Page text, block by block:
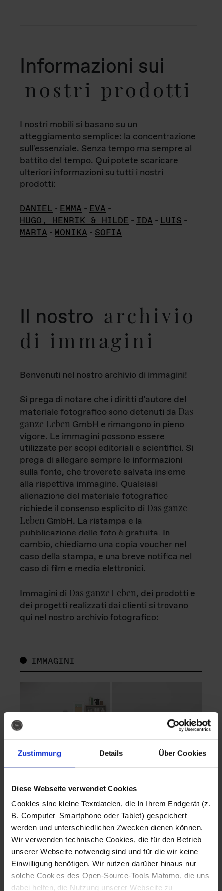
Zustimmung Details Über Cookies
Diese Webseite verwendet Cookies
Cookies sind kleine Textdateien, die in Ihrem Endgerät (z.
B. Computer, Smartphone oder Tablet) gespeichert
werden und unterschiedlichen Zwecken dienen können.
Wir verwenden technische Cookies, die für den Betrieb
unserer Webseite notwendig sind und für die wir keine
Einwilligung benötigen. Wir nutzen darüber hinaus nur
solche Cookies des Open-Source-Tools Matomo, die uns
dabei helfen, die Nutzung unserer Webseite zu
Informazioni sui
nostri prodotti
I nostri mobili si basano su un
atteggiamento semplice: la concentrazione
sull'essenziale. Senza tempo ma sempre al
battito del tempo. Qui potete scaricare
ulteriori informazioni su tutti i nostri
prodotti:
DANIEL - EMMA - EVA -
HUGO, HENRIK & HILDE - IDA - LUIS -
MARTA - MONIKA - SOFIA
Il nostro archivio
di immagini
Benvenuti nel nostro archivio di immagini!
Si prega di notare che i diritti d'autore del
materiale fotografico sono detenuti da Das
ganze Leben GmbH e rimangono in pieno
vigore. Le immagini possono essere
utilizzate per scopi editoriali e scientifici. Si
prega di allegare sempre le informazioni
sulla fonte, che troverete salvata insieme
alla rispettiva immagine. Qualsiasi
alienazione del materiale fotografico
richiede il consenso esplicito di Das ganze
Leben GmbH. La ristampa e la
pubblicazione delle foto è gratuita. In
cambio, chiediamo una copia voucher nel
caso della stampa, e una breve notifica nel
caso di film e media elettronici.
Immagini di Das ganze Leben, dei prodotti e
dei progetti realizzati dai clienti si trovano
qui nel nostro archivio fotografico:
IMMAGINI
Fotografo: Lorenz
Sternbach
Download
Fotografo: Lorenz
Sternbach
Download